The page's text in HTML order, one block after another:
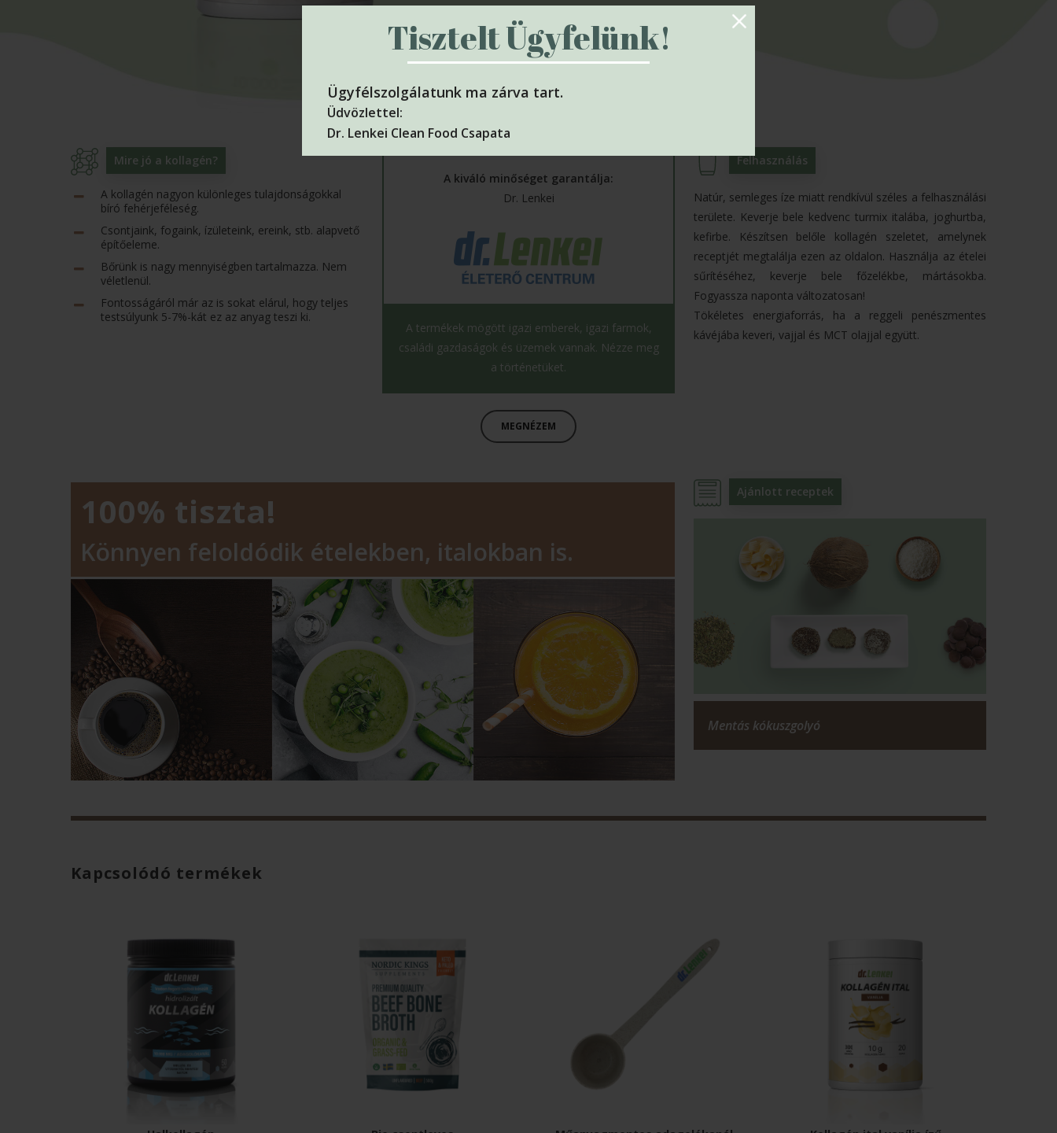
Tisztelt Ügyfelünk!
Ügyfélszolgálatunk ma zárva tart.
Üdvözlettel:
Dr. Lenkei Clean Food Csapata
Mire jó a kollagén?
A kollagén nagyon különleges tulajdonságokkal
bíró fehérjeféleség.
Csontjaink, fogaink, ízületeink, ereink, stb. alapvető
építőeleme.
Bőrünk is nagy mennyiségben tartalmazza. Nem
véletlenül.
Fontosságáról már az is sokat elárul, hogy teljes
testsúlyunk 5-7%-kát ez az anyag teszi ki.
A kiváló minőséget garantálja:
Dr. Lenkei
A termékek mögött igazi emberek, igazi farmok,
családi gazdaságok és üzemek vannak. Nézze meg
a történetüket.
MEGNÉZEM
Felhasználás
Natúr, semleges íze miatt rendkívül széles a felhasználási
területe. Keverje bele kedvenc turmix italába, joghurtba,
kefirbe. Készítsen belőle kollagén szeletet, amelynek
receptjét megtalálja ezen az oldalon. Használja az ételei
sűrítéséhez, keverje bele főzelékbe, mártásokba.
Fogyassza naponta változatosan!
Tökéletes energiaforrás, ha a reggeli penészmentes
kávéjába keveri, vajjal és MCT olajjal együtt.
100% tiszta!
Könnyen feloldódik ételekben, italokban is.
Ajánlott receptek
Mentás kókuszgolyó
Kapcsolódó termékek